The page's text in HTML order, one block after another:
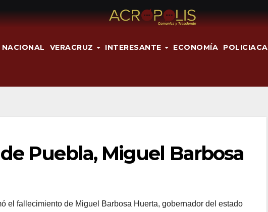
NACIONAL VERACRUZ INTERESANTE ECONOMÍA POLICIACA
Puebla, Miguel Barbosa
el fallecimiento de Miguel Barbosa Huerta, gobernador del estado